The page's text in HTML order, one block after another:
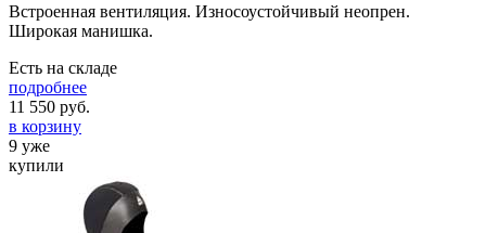
Встроенная вентиляция. Износоустойчивый неопрен.
Широкая манишка.
Есть на складе
подробнее
11 550 руб.
в корзину
9 уже
купили